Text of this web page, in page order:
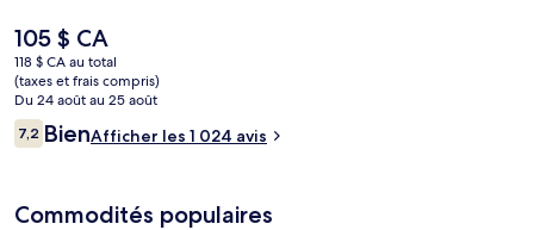
trouvent à courte distance en voiture. Les autres voyageurs adorent
le personnel serviable.
Le
prix
actuel
est
de 105 $ CA
105 $ CA
118 $ CA au total
(taxes et frais compris)
Du 24 août au 25 août
Avis
7,27,2 sur 10 –
BienAfficher les 1 024 avis
Commodités populaires